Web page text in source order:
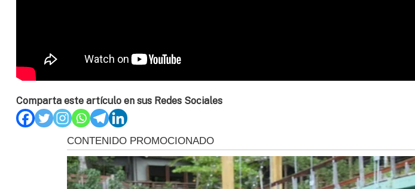
Comparta este artículo en sus Redes Sociales